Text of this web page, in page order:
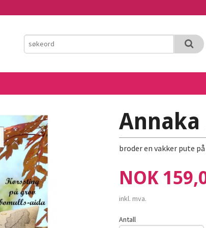
broder en vakker pute
Pris
NOK
inkl. mva.
Antall